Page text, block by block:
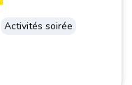
Activités soirée